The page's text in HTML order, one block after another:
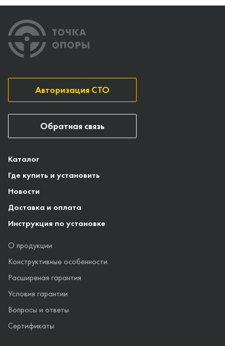
Каталог
Где купить и установить
Новости
Доставка и оплата
Инструкция по установке
О продукции
Конструктивные особенности
Расширеная гарантия
Условия гарантии
Вопросы и ответы
Сертификаты
Авторизация СТО
Обратная связь